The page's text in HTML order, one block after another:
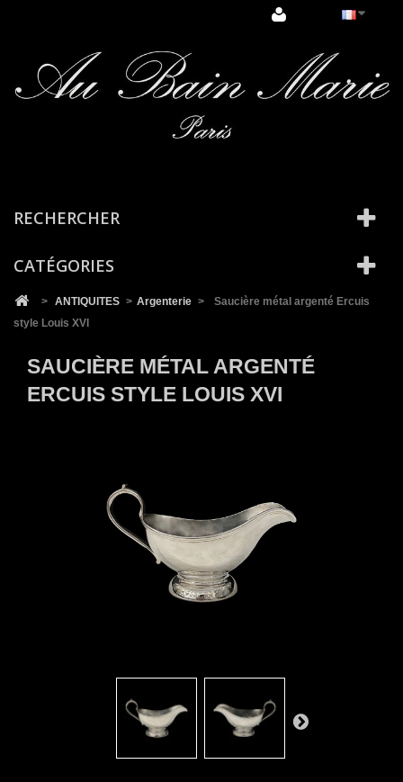
RECHERCHER
CATÉGORIES
> ANTIQUITES > Argenterie >
Saucière métal argenté Ercuis
style Louis XVI
SAUCIÈRE MÉTAL ARGENTÉ
ERCUIS STYLE LOUIS XVI